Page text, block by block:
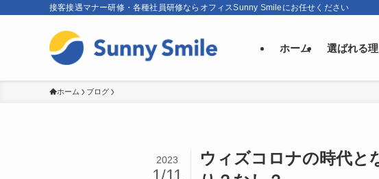
接客接遇マナー研修・各種社員研修ならオフィスSunny Smileにお任せください
ホーム 選ばれる
ホーム ブログ
ウィズコロナの時代と
2023